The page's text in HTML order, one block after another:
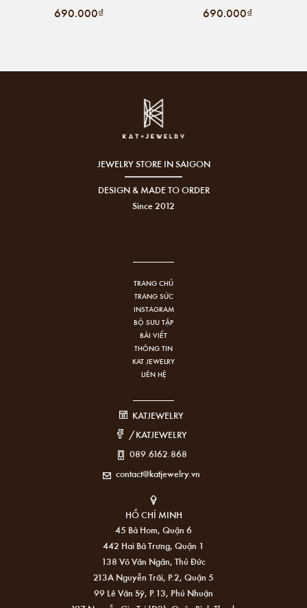
690.000₫ 690.000₫
JEWELRY STORE IN SAIGON
DESIGN & MADE TO ORDER
Since 2012
TRANG CHỦ
TRANG SỨC
INSTAGRAM
BỘ SƯU TẬP
BÀI VIẾT
THÔNG TIN
KAT JEWELRY
LIÊN HỆ
KATJEWELRY
/KATJEWELRY
089.6162.868
contact@katjewelry.vn
HỒ CHÍ MINH
45 Bà Hom, Quận 6
442 Hai Bà Trưng, Quận 1
138 Võ Văn Ngân, Thủ Đức
213A Nguyễn Trãi, P.2, Quận 5
99 Lê Văn Sỹ, P.13, Phú Nhuận